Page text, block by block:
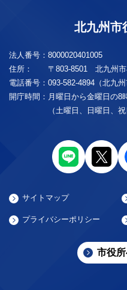
北九州市
法人番号： 8000020401005
住所：
〒803-8501 北九州
電話番号： 093-582-4894（北九
開庁時間： 月曜日から金曜日の8
（土曜日、日曜日、
サイトマップ
プライバシーポリシー
市役